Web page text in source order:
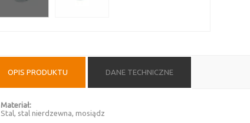
OPIS PRODUKTU DANE TECHNICZNE
Materiał:
Stal, stal nierdzewna, mosiądz